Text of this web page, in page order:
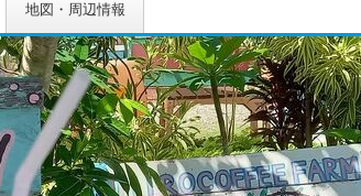
地図・周辺情報